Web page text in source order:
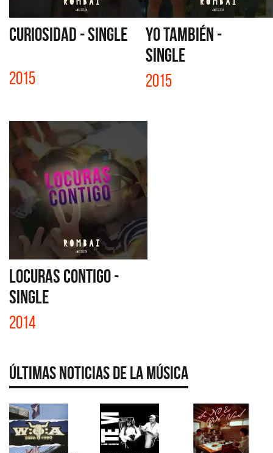
CURIOSIDAD - SINGLE
2015
YO TAMBIÉN -
SINGLE
2015
LOCURAS CONTIGO -
SINGLE
2014
Últimas Noticias de la Música